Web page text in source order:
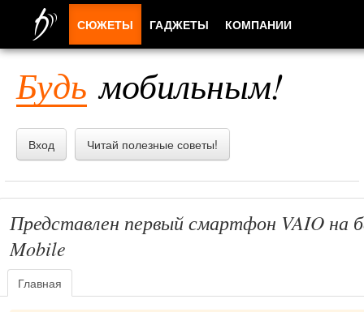
Будь мобильным!
Вход Читай полезные советы!
Представлен первый смартфон VAIO на
Mobile
Главная
СЮЖЕТЫ ГАДЖЕТЫ КОМПАНИИ
ПРИЛОЖЕНИЯ